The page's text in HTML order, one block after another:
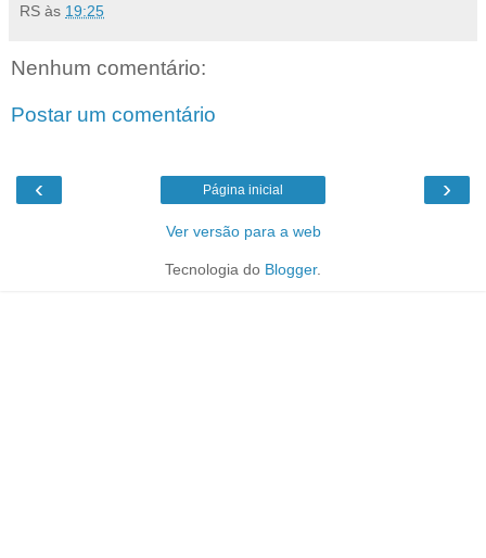
RS às 19:25
Nenhum comentário:
Postar um comentário
‹ ›
Página inicial
Ver versão para a web
Tecnologia do Blogger.